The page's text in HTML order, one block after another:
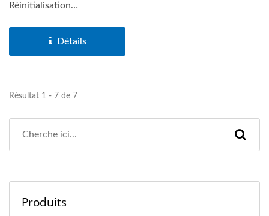
Réinitialisation
Détails
Résultat 1 - 7 de 7
Produits